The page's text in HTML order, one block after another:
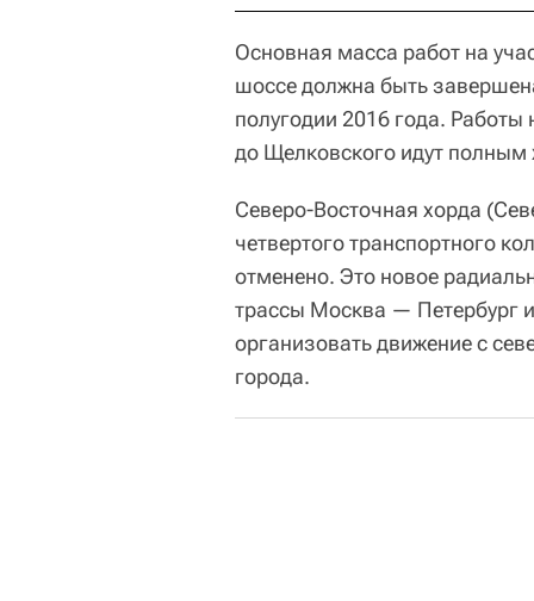
Основная масса работ на
шоссе должна быть
полугодии 2016 года.
до Щелковского идут
Северо-Восточная хорда
четвертого транспортного
отменено. Это новое
трассы Москва — Петербург
организовать движение с
города.